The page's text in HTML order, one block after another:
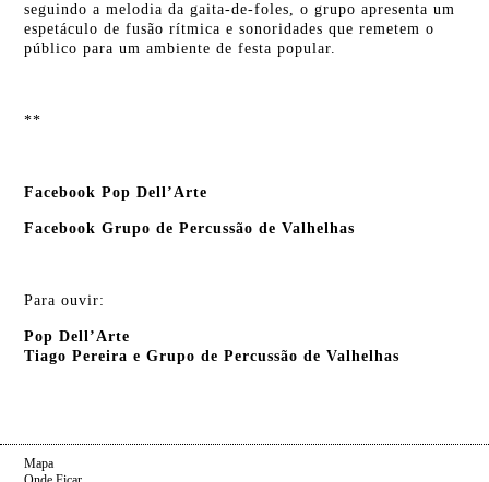
seguindo a melodia da gaita-de-foles, o grupo apresenta um
espetáculo de fusão rítmica e sonoridades que remetem o
público para um ambiente de festa popular.
**
Facebook Pop Dell’Arte
Facebook Grupo de Percussão de Valhelhas
Para ouvir:
Pop Dell’Arte
Tiago Pereira e Grupo de Percussão de Valhelhas
Mapa